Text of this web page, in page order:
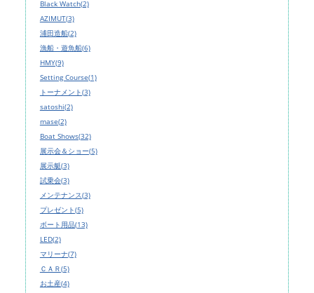
Black Watch(2)
AZIMUT(3)
浦田造船(2)
漁船・遊魚船(6)
HMY(9)
Setting Course(1)
トーナメント(3)
satoshi(2)
mase(2)
Boat Shows(32)
展示会＆ショー(5)
展示艇(3)
試乗会(3)
メンテナンス(3)
プレゼント(5)
ボート用品(13)
LED(2)
マリーナ(7)
ＣＡＲ(5)
お土産(4)